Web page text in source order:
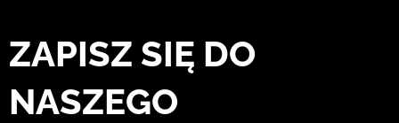
ZAPISZ SIĘ DO
NASZEGO